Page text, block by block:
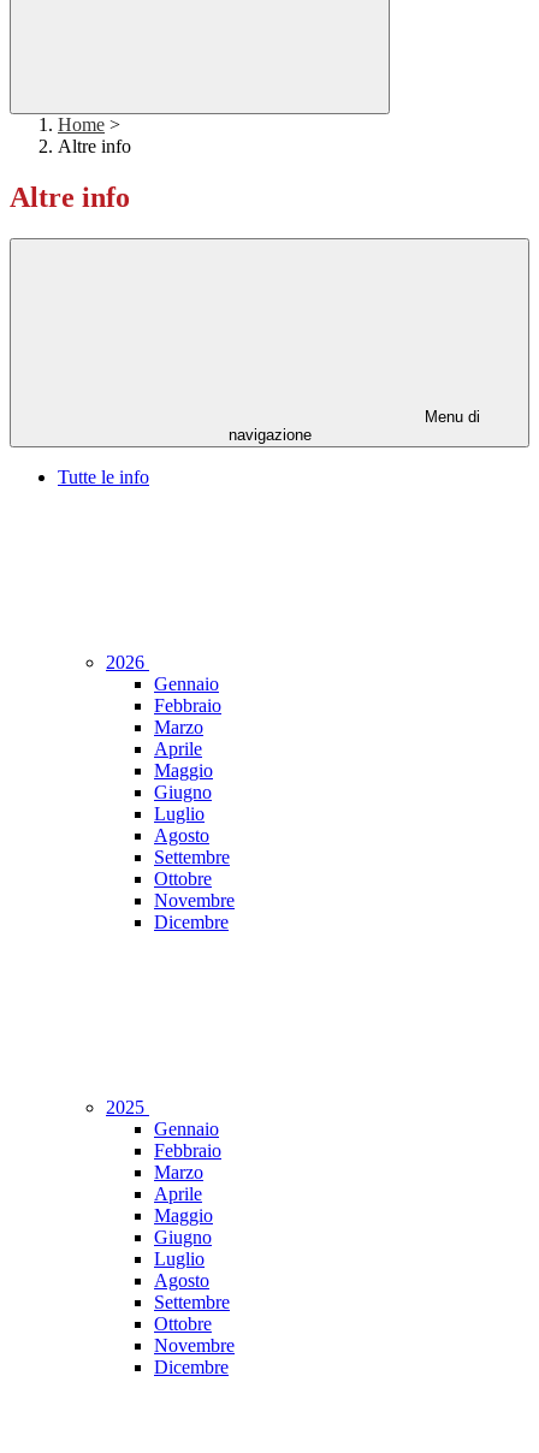
Home >
Altre info
Altre info
Menu di
navigazione
Tutte le info
2026
Gennaio
Febbraio
Marzo
Aprile
Maggio
Giugno
Luglio
Agosto
Settembre
Ottobre
Novembre
Dicembre
2025
Gennaio
Febbraio
Marzo
Aprile
Maggio
Giugno
Luglio
Agosto
Settembre
Ottobre
Novembre
Dicembre